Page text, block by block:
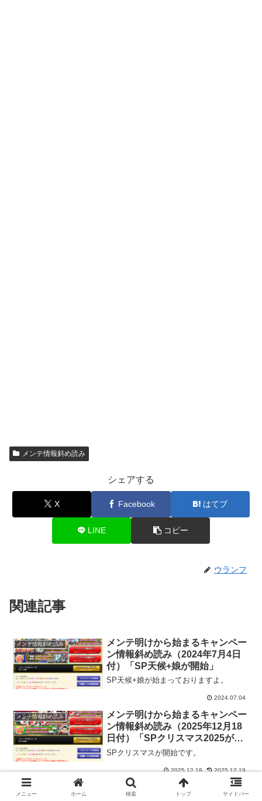
メンテ情報斜め読み
シェアする
X Facebook はてブ
LINE コピー
ウランフ
関連記事
メンテ情報斜め読み
メンテ明けから始まるキャンペー
ン情報斜め読み（2024年7月4日
付）「SP天候+娘が開始」
SP天候+娘が始まっておりますよ。
2024.07.04
メンテ情報斜め読み
メンテ明けから始まるキャンペー
ン情報斜め読み（2025年12月18
日付）「SPクリスマス2025が始
まる」
SPクリスマスが開始です。
2025.12.18 2025.12.19
メンテ明けから始まるキャンペー
ン情報斜め読み（2023年4月20日
メニュー ホーム 検索 トップ サイドバー